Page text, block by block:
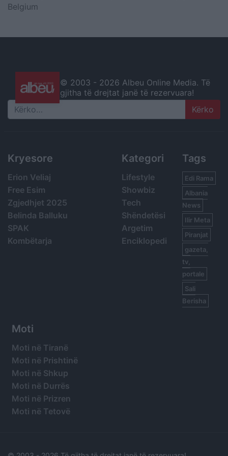
Belgium
© 2003 - 2026 Albeu Online Media. Të
gjitha të drejtat janë të rezervuara!
Search
Kryesore
Erion Veliaj
Free Esim
Zgjedhjet 2025
Belinda Balluku
SPAK
Kombëtarja
Kategori
Lifestyle
Showbiz
Tech
Shëndetësi
Argetim
Enciklopedi
Tags
Edi Rama
Albania
News
Ilir Meta
Piranjat
gazeta,
tv,
portale
Sali
Berisha
Moti
Moti në Tiranë
Moti në Prishtinë
Moti në Shkup
Moti në Durrës
Moti në Prizren
Moti në Tetovë